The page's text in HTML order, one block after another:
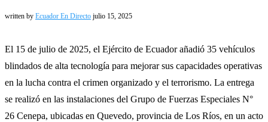
written by Ecuador En Directo julio 15, 2025
El 15 de julio de 2025, el Ejército de Ecuador añadió 35 vehículos
blindados de alta tecnología para mejorar sus capacidades operativas
en la lucha contra el crimen organizado y el terrorismo. La entrega
se realizó en las instalaciones del Grupo de Fuerzas Especiales N°
26 Cenepa, ubicadas en Quevedo, provincia de Los Ríos, en un acto